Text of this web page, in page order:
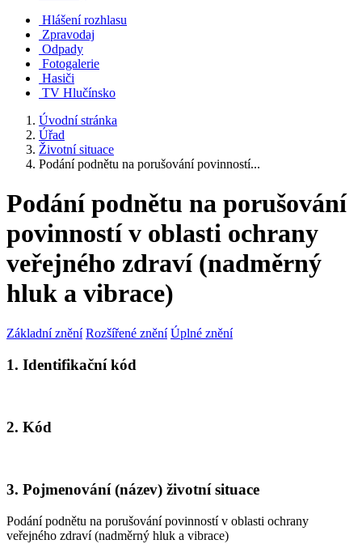
Hlášení rozhlasu
Zpravodaj
Odpady
Fotogalerie
Hasiči
TV Hlučínsko
Úvodní stránka
Úřad
Životní situace
Podání podnětu na porušování povinností...
Podání podnětu na porušování
povinností v oblasti ochrany
veřejného zdraví (nadměrný
hluk a vibrace)
Základní znění Rozšířené znění Úplné znění
1. Identifikační kód
2. Kód
3. Pojmenování (název) životní situace
Podání podnětu na porušování povinností v oblasti ochrany
veřejného zdraví (nadměrný hluk a vibrace)